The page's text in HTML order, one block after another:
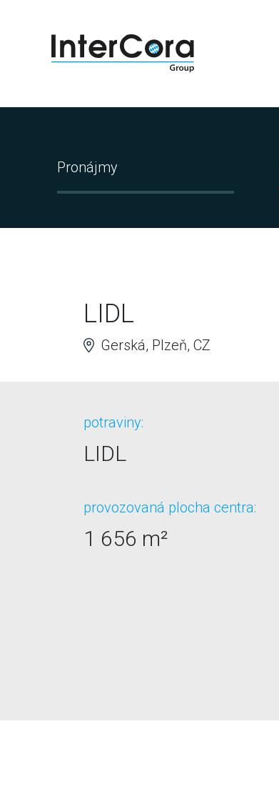
Pronájmy
LIDL
Gerská, Plzeň, CZ
potraviny:
LIDL
provozovaná plocha centra:
1 656 m²